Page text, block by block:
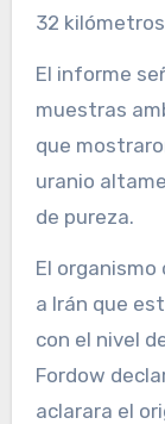
32
El informe
muestras
que
uranio
de pureza.
El
a Irán que
con el nivel
Fordow
aclarara el